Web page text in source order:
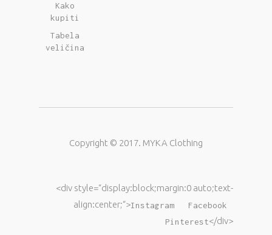
Kako
kupiti
Tabela
veličina
Copyright © 2017. MYKA Clothing
<div style=“display:block;margin:0 auto;text-
align:center;“>Instagram
Facebook
Pinterest</div>